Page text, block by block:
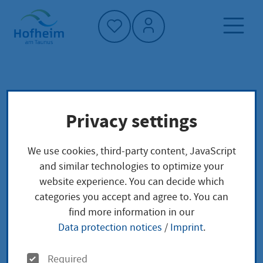
Home"
Meldebescheinigung
Meldebescheinigung
Wenn Sie eine Meldebescheinigung benötigen, dann
können Sie diese bei der zuständigen Stelle
beantragen.
Privacy settings
We use cookies, third-party content, JavaScript
and similar technologies to optimize your
website experience. You can decide which
categories you accept and agree to. You can
find more information in our
Data protection notices / Imprint.
O
Required